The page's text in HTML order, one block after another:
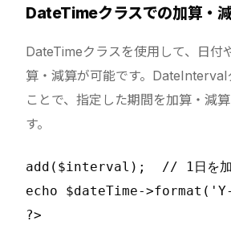
DateTimeクラスでの加算・
DateTimeクラスを使用して、日付
算・減算が可能です。DateInterval
ことで、指定した期間を加算・減
す。
add($interval);  // 1日を加
echo $dateTime-